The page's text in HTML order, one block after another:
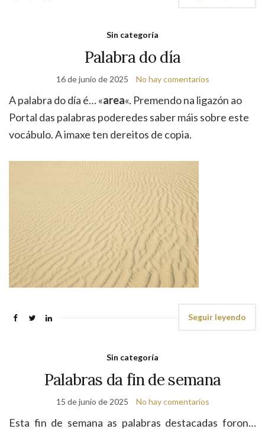
Sin categoría
Palabra do día
16 de junio de 2025 No hay comentarios
A palabra do día é… «area«. Premendo na ligazón ao
Portal das palabras poderedes saber máis sobre este
vocábulo. A imaxe ten dereitos de copia.
Seguir leyendo
Sin categoría
Palabras da fin de semana
15 de junio de 2025 No hay comentarios
Esta fin de semana as palabras destacadas foron…